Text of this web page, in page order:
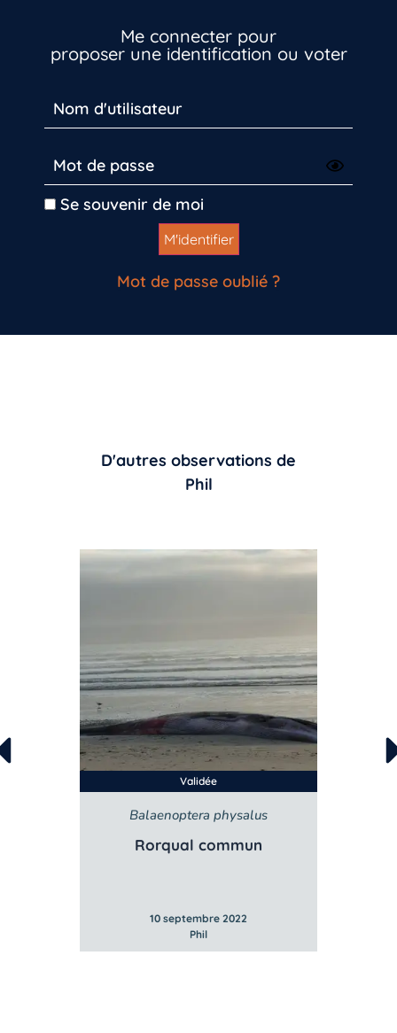
Me connecter pour
proposer une identification ou voter
Se souvenir de moi
Mot de passe oublié ?
D'autres observations de
Phil
Validée
Balaenoptera physalus
Rorqual commun
10 septembre 2022
Phil